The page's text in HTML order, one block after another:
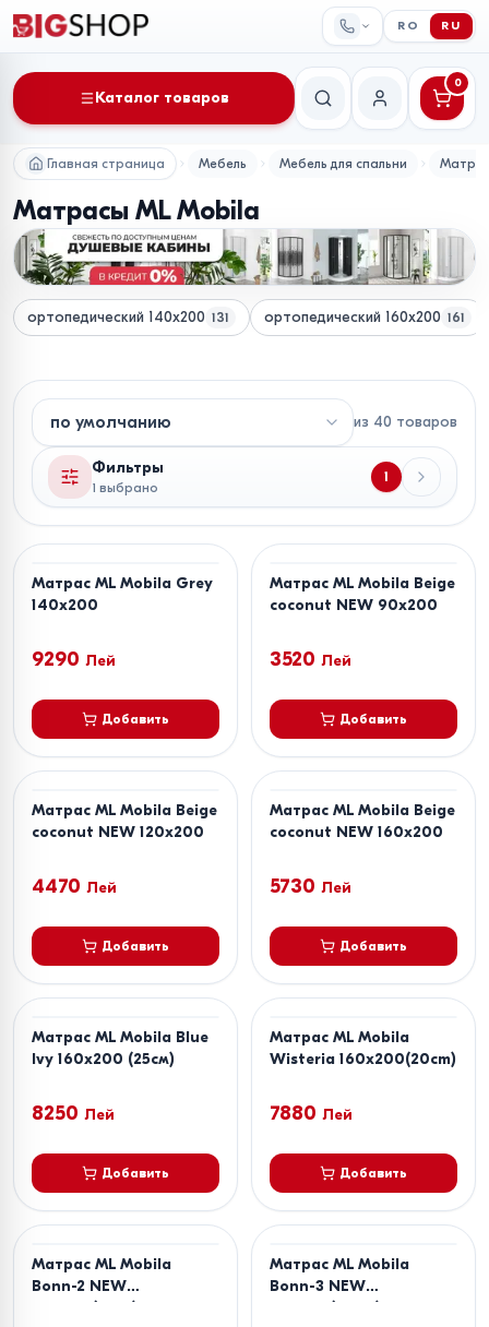
RO RU
Каталог товаров
Поиск Мой аккаунт
0
Главная страница Мебель Мебель для спальни
Матрасы ML Mobila
ортопедический 140х200 131 ортопедический 160х200 161
из 40 товаров
Фильтры
1 выбрано
1
Матрас ML Mobila Grey
140x200
9290 Лей
Добавить
Матрас ML Mobila Beige
coconut NEW 90х200
3520 Лей
Добавить
Матрас ML Mobila Beige
coconut NEW 120х200
4470 Лей
Добавить
Матрас ML Mobila Beige
coconut NEW 160х200
5730 Лей
Добавить
Матрас ML Mobila Blue
Ivy 160х200 (25см)
8250 Лей
Добавить
Матрас ML Mobila
Wisteria 160х200(20cm)
7880 Лей
Добавить
Матрас ML Mobila
Bonn-2 NEW
80х200(18cm)
Матрас ML Mobila
Bonn-3 NEW
90х200(20cm)